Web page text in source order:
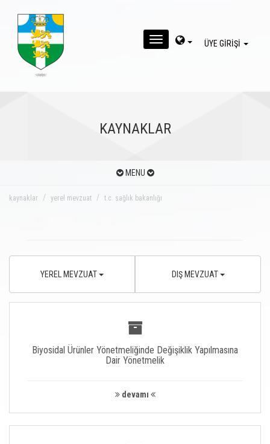
MENU ÜYE GİRİŞİ
KAYNAKLAR
MENU
kaynaklar yerel mevzuat t.c. sağlık bakanlığı
YEREL MEVZUAT DIŞ MEVZUAT
Biyosidal Ürünler Yönetmeliğinde Değişiklik Yapılmasına
Dair Yönetmelik
devamı